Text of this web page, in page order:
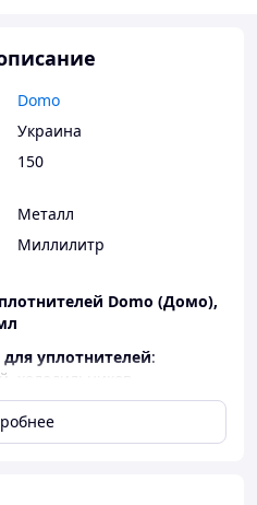
Domo
Украина
150
Металл
Миллилитр
Domo (Домо),
уплотнителей:
холодильников,
машин,
смазывает
поверхности.
упругость